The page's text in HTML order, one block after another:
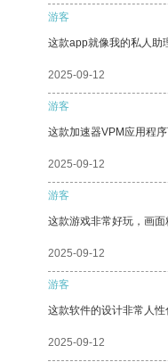
游客
这款app就像我的私人助
2025-09-12
游客
这款加速器VPM应用程
2025-09-12
游客
这款游戏非常好玩，画面
2025-09-12
游客
这款软件的设计非常人性
2025-09-12